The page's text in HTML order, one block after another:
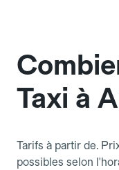
Taxi à
Tarifs à partir de.
possibles selon